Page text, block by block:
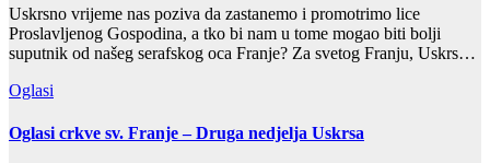
Uskrsno vrijeme nas poziva da zastanemo i promotrimo lice
Proslavljenog Gospodina, a tko bi nam u tome mogao biti bolji
suputnik od našeg serafskog oca Franje? Za svetog Franju, Uskrs…
Oglasi
Oglasi crkve sv. Franje – Druga nedjelja Uskrsa